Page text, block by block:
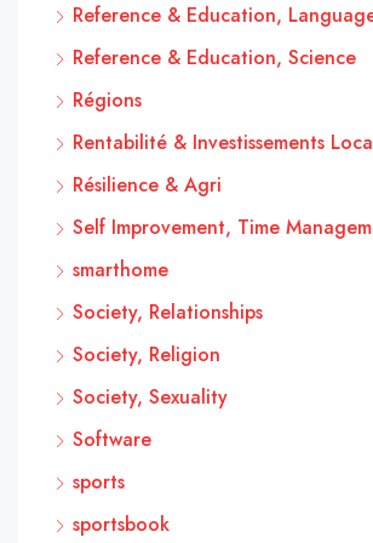
Reference & Education,
Reference & Education, Science
Régions
Rentabilité & Investissements
Résilience & Agri
Self Improvement, Time
smarthome
Society, Relationships
Society, Religion
Society, Sexuality
Software
sports
sportsbook